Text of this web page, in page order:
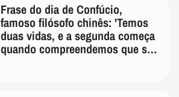
Frase do dia de Confúcio,
famoso filósofo chinês: 'Temos
duas vidas, e a segunda começa
quando compreendemos que só